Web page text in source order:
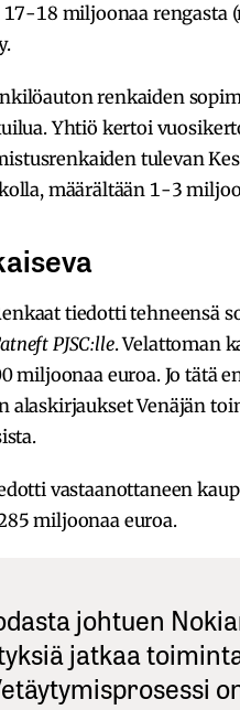
18 miljoonaa rengasta
renkaiden
Yhtiö kertoi
tulevan
määrältään 1-3
tiedotti tehneensä
PJSC:lle. Velattoman
miljoonaa euroa. Jo tätä
alaskirjaukset Venäjän
vastaanottaneen
miljoonaa euroa.
johtuen
jatkaa